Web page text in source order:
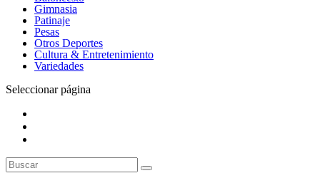
Gimnasia
Patinaje
Pesas
Otros Deportes
Cultura & Entretenimiento
Variedades
Seleccionar página